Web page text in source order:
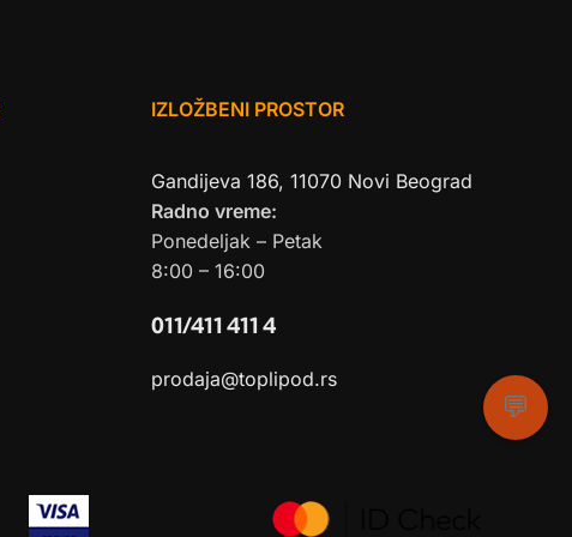
IZLOŽBENI PROSTOR
Gandijeva 186, 11070 Novi Beograd
Radno vreme:
Ponedeljak – Petak
8:00 – 16:00
011/411 411 4
prodaja@toplipod.rs
💬